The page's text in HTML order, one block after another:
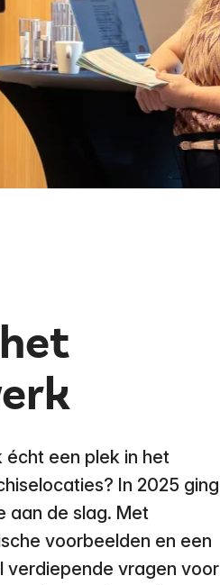
écht een plek in het
In 2025 ging
aan de slag. Met
voorbeelden en een
verdiepende vragen voor